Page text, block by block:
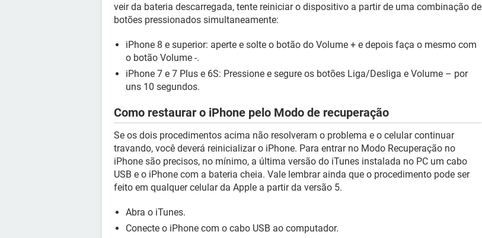
veir da bateria descarregada, tente reiniciar o dispositivo a partir de uma combinação de
botões pressionados simultaneamente:
iPhone 8 e superior: aperte e solte o botão do Volume + e depois faça o mesmo com
o botão Volume -.
iPhone 7 e 7 Plus e 6S: Pressione e segure os botões Liga/Desliga e Volume – por
uns 10 segundos.
Como restaurar o iPhone pelo Modo de recuperação
Se os dois procedimentos acima não resolveram o problema e o celular continuar
travando, você deverá reinicializar o iPhone. Para entrar no Modo Recuperação no
iPhone são precisos, no mínimo, a última versão do iTunes instalada no PC um cabo
USB e o iPhone com a bateria cheia. Vale lembrar ainda que o procedimento pode ser
feito em qualquer celular da Apple a partir da versão 5.
Abra o iTunes.
Conecte o iPhone com o cabo USB ao computador.